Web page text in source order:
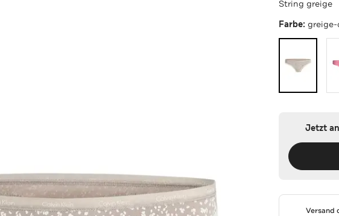
String greige
Farbe:greige-
Jetzt
Versand